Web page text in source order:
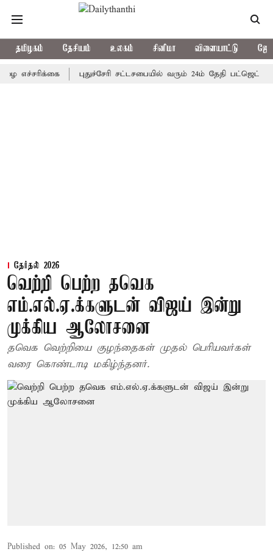
தமிழகம் தேசியம் உலகம் சினிமா விளையாட்டு
புதுச்சேரி சட்டசபையில் வரும் 24ம் தேதி பட்ஜெட் தாக்கல்
தேர்தல் 2026
வெற்றி பெற்ற தவெக
எம்.எல்.ஏ.க்களுடன் விஜய் இன்று
முக்கிய ஆலோசனை
தவெக வெற்றியை குழந்தைகள் முதல் பெரியவர்கள்
வரை கொண்டாடி மகிழ்ந்தனர்.
Published on: 05 May 2026, 12:50 am